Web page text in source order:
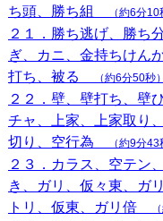
ち頭、勝ち組
（約6分10
２１．勝ち逃げ、勝ち
ぎ、カニ、金持ちけん
打ち、被る
（約6分50秒）
２２．壁、壁打ち、壁
チャ、上家、上家取り
切り、空行為
（約9分43
２３．カラス、空テン
き、ガリ、仮々東、ガ
トリ、仮東、ガリ倍